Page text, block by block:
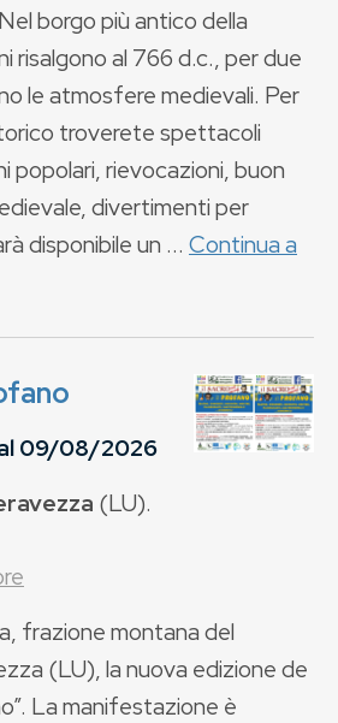
borgo più antico della
risalgono al 766 d.c., per due
le atmosfere medievali. Per
troverete spettacoli
popolari, rievocazioni, buon
divertimenti per
disponibile un ... Continua a
09/08/2026
(LU).
frazione montana del
(LU), la nuova edizione de
La manifestazione è